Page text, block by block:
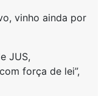
vinho ainda por
JUS,
força de lei”,